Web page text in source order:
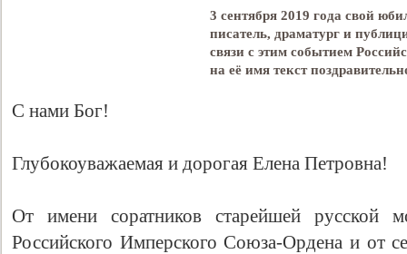
3 сентября 2019 года свой
писатель, драматург и
связи с этим событием
на её имя текст
С нами Бог!
Глубокоуважаемая и дорогая Елена Петровна!
От имени соратников старейшей русской
Российского Имперского Союза-Ордена и от